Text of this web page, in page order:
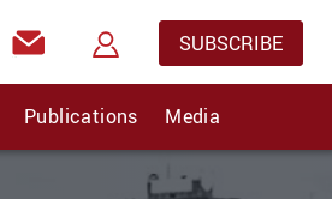
SUBSCRIBE
Publications Media